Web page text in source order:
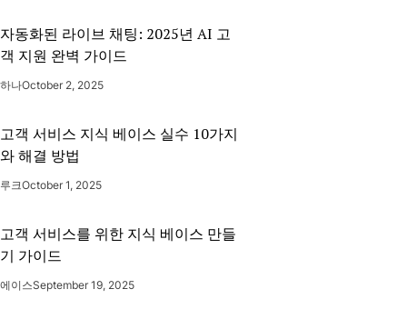
자동화된 라이브 채팅: 2025년 AI 고
객 지원 완벽 가이드
하나October 2, 2025
고객 서비스 지식 베이스 실수 10가지
와 해결 방법
루크October 1, 2025
고객 서비스를 위한 지식 베이스 만들
기 가이드
에이스September 19, 2025